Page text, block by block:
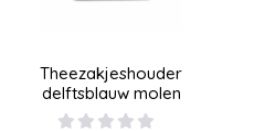
Theezakjeshouder
delftsblauw molen